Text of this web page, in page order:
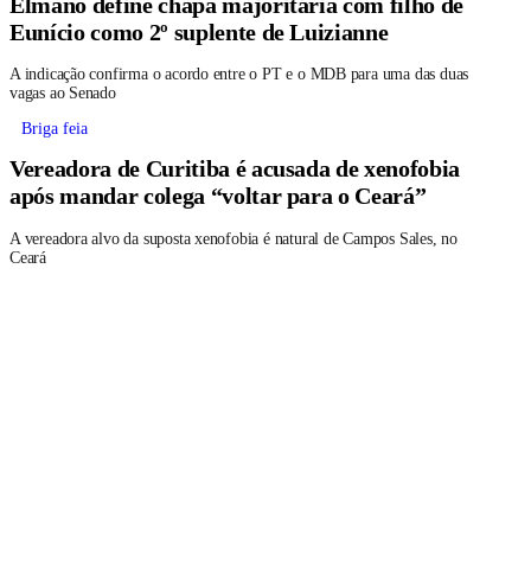
Eunício como 2º suplente de Luizianne
A indicação confirma o acordo entre o PT e o MDB para uma das duas
vagas ao Senado
Briga feia
Vereadora de Curitiba é acusada de xenofobia
após mandar colega “voltar para o Ceará”
A vereadora alvo da suposta xenofobia é natural de Campos Sales, no
Ceará